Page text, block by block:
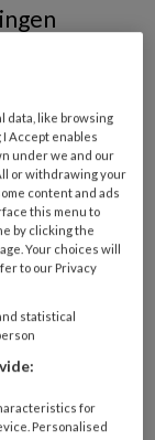
in
data, like browsing
Accept enables
under we and our
or withdrawing your
content and ads
this menu to
by clicking the
Your choices will
to our Privacy
statistical
for
Personalised